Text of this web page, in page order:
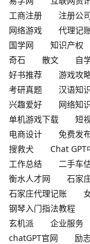
工商注册
注册公
网络游戏
代理记
国学网
知识产权
奇石
散文 自
好书推荐
游戏攻
考研真题
汉语知
兴趣爱好
网络知
单机游戏下载
短
电商设计
免费发
搜救犬
Chat GPT
工作总结
二手车
衡水人才网
石家
石家庄代理记账
钢琴入门指法教程
玄机派
企业服务
chatGPT官网
励